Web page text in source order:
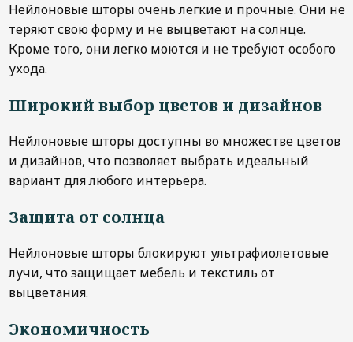
Нейлоновые шторы очень легкие и прочные. Они не
теряют свою форму и не выцветают на солнце.
Кроме того, они легко моются и не требуют особого
ухода.
Широкий выбор цветов и дизайнов
Нейлоновые шторы доступны во множестве цветов
и дизайнов, что позволяет выбрать идеальный
вариант для любого интерьера.
Защита от солнца
Нейлоновые шторы блокируют ультрафиолетовые
лучи, что защищает мебель и текстиль от
выцветания.
Экономичность